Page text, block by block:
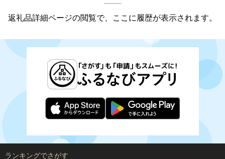
返礼品詳細ページの閲覧で、ここに履歴が表示されます。
ランキングでさがす